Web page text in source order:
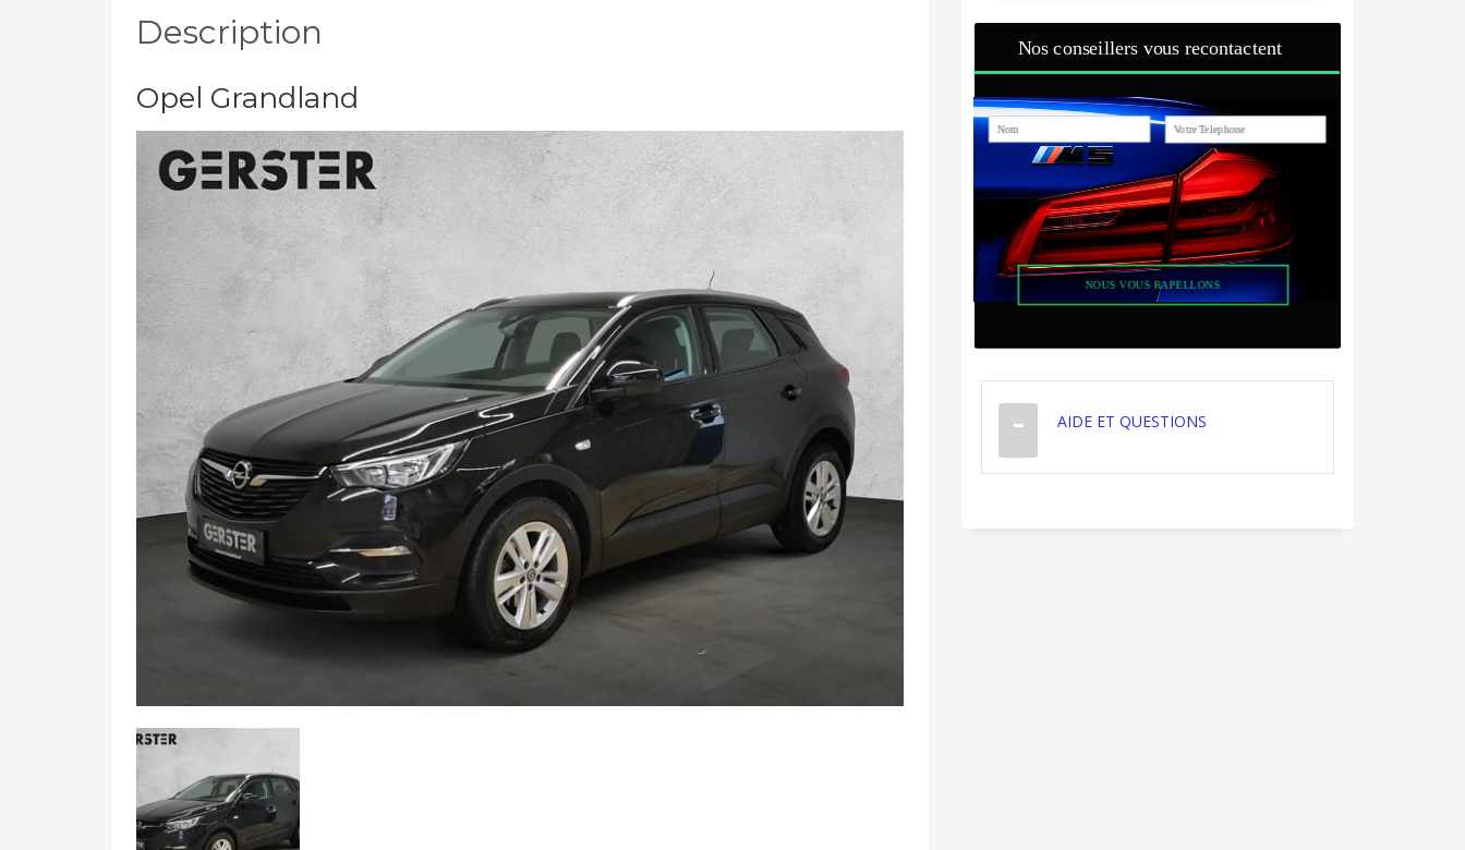
Description
Opel Grandland
Nos conseillers vous recontactent
NOUS VOUS RAPELLONS
AIDE ET QUESTIONS